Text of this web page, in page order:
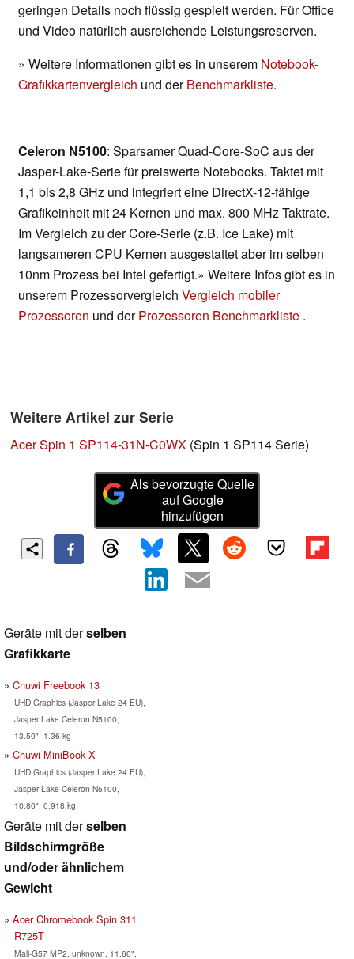
geringen Details noch flüssig gespielt werden. Für Office
und Video natürlich ausreichende Leistungsreserven.
» Weitere Informationen gibt es in unserem Notebook-
Grafikkartenvergleich und derBenchmarkliste.
Celeron N5100: Sparsamer Quad-Core-SoC aus der
Jasper-Lake-Serie für preiswerte Notebooks. Taktet mit
1,1 bis 2,8 GHz und integriert eine DirectX-12-fähige
Grafikeinheit mit 24 Kernen und max. 800 MHz Taktrate.
Im Vergleich zu der Core-Serie (z.B. Ice Lake) mit
langsameren CPU Kernen ausgestattet aber im selben
10nm Prozess bei Intel gefertigt.» Weitere Infos gibt es in
unserem Prozessorvergleich Vergleich mobiler
Prozessoren und derProzessoren Benchmarkliste .
Weitere Artikel zur Serie
Acer Spin 1 SP114-31N-C0WX (Spin 1 SP114 Serie)
Als bevorzugte Quelle
auf Google
hinzufügen
Geräte mit derselben
Grafikkarte
Chuwi Freebook 13
UHD Graphics (Jasper Lake 24 EU),
Jasper Lake Celeron N5100,
13.50", 1.36 kg
Chuwi MiniBook X
UHD Graphics (Jasper Lake 24 EU),
Jasper Lake Celeron N5100,
10.80", 0.918 kg
Geräte mit derselben
Bildschirmgröße
und/oder ähnlichem
Gewicht
Acer Chromebook Spin 311
R725T
Mali-G57 MP2, unknown, 11.60",